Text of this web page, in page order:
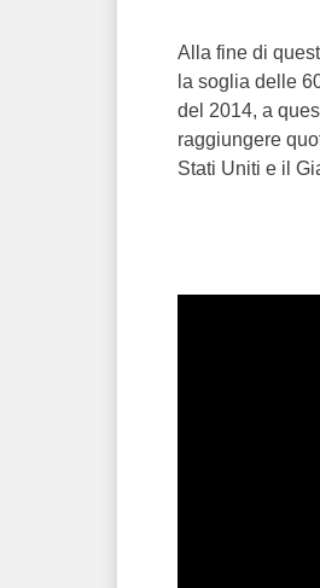
Alla fine di
la soglia delle
del 2014, a
raggiungere
Stati Uniti e il